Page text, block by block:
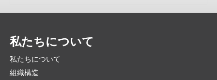
私たちについて
私たちについて
組織構造